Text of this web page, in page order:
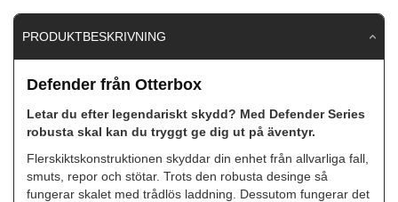
PRODUKTBESKRIVNING
Defender från Otterbox
Letar du efter legendariskt skydd? Med Defender Series
robusta skal kan du tryggt ge dig ut på äventyr.
Flerskiktskonstruktionen skyddar din enhet från allvarliga fall,
smuts, repor och stötar. Trots den robusta desinge så
fungerar skalet med trådlös laddning. Dessutom fungerar det